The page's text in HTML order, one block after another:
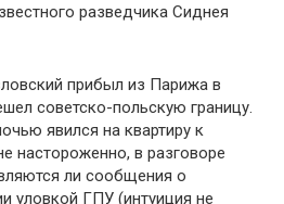
разведчика Сиднея
прибыл из Парижа в
советско-польскую границу.
явился на квартиру к
настороженно, в разговоре
ли сообщения о
уловкой ГПУ (интуиция не